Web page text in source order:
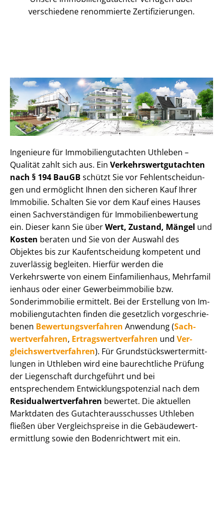
verschiedene renommierte Zer­ti­fi­zie­run­gen.
Ingenieure für Im­mo­bi­li­en­gut­ach­ten Uthleben –
Qualität zahlt sich aus. Ein Ver­kehrs­wert­gut­ach­ten
nach § 194 BauGB schützt Sie vor Fehl­ent­schei­dun­
gen und ermöglicht Ihnen den sicheren Kauf Ihrer
Immobilie. Schalten Sie vor dem Kauf eines Hauses
einen Sach­ver­stän­di­gen für Im­mo­bi­li­en­be­wer­tung
ein. Dieser kann Sie überWert, Zustand, Mängel und
Kosten beraten und Sie von der Auswahl des
Objektes bis zur Kauf­ent­schei­dung kompetent und
zuverlässig begleiten. Hierfür werden die
Verkehrswerte von einem Einfamilienhaus, Mehr­fa­mi­l
i­en­haus oder einer Ge­wer­be­im­mo­bi­lie bzw.
Sonderimmobilie ermittelt. Bei der Erstellung von Im­
mo­bi­li­en­gut­ach­ten finden die gesetzlich vor­ge­schrie­
be­nen Be­wer­tungs­ver­fah­ren Anwendung (Sach­
wert­ver­fah­ren, Er­trags­wert­ver­fah­ren und Ver­
gleichs­wert­ver­fah­ren). Für Grund­stücks­wert­ermitt­
lun­gen in Uthleben wird eine baurechtliche Prüfung
der Liegenschaft durchgeführt und bei
entsprechendem Ent­wick­lungs­po­ten­zi­al nach dem
Re­si­du­al­wert­ver­fah­ren bewertet. Die aktuellen
Marktdaten des Gut­ach­ter­aus­schus­ses Uthleben
fließen über Ver­gleichs­prei­se in die Ge­bäu­de­wert­
ermitt­lung sowie den Bodenrichtwert mit ein.